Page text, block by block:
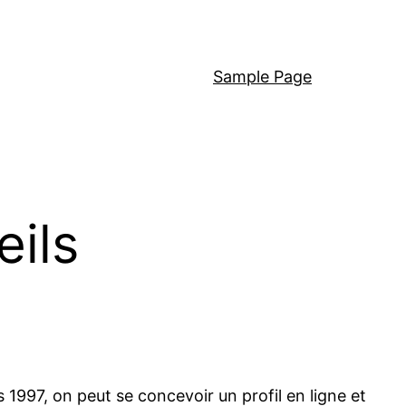
Sample Page
on peut se concevoir un profil en ligne et